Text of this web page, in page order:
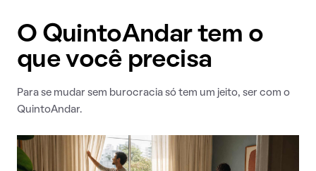
O QuintoAndar tem o
que você precisa
Para se mudar sem burocracia só tem um jeito, ser com o
QuintoAndar.